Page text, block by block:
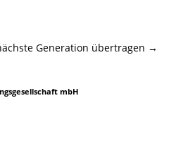
Generation übertragen →
mbH